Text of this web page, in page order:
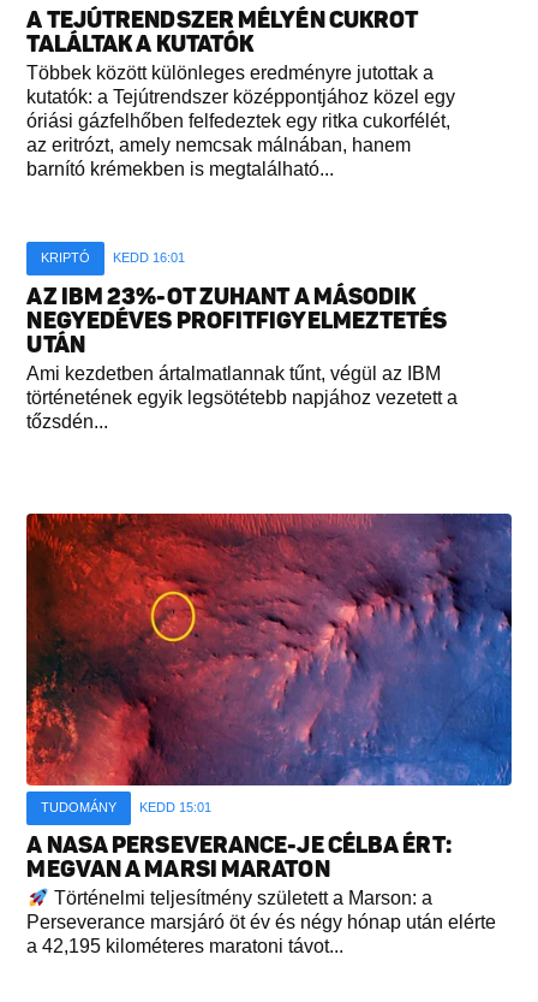
A TEJÚTRENDSZER MÉLYÉN CUKROT
TALÁLTAK A KUTATÓK
Többek között különleges eredményre jutottak a
kutatók: a Tejútrendszer középpontjához közel egy
óriási gázfelhőben felfedeztek egy ritka cukorfélét,
az eritrózt, amely nemcsak málnában, hanem
barnító krémekben is megtalálható...
KRIPTÓ KEDD 16:01
AZ IBM 23%-OT ZUHANT A MÁSODIK
NEGYEDÉVES PROFITFIGYELMEZTETÉS
UTÁN
Ami kezdetben ártalmatlannak tűnt, végül az IBM
történetének egyik legsötétebb napjához vezetett a
tőzsdén...
TUDOMÁNY KEDD 15:01
A NASA PERSEVERANCE-JE CÉLBA ÉRT:
MEGVAN A MARSI MARATON
Történelmi teljesítmény született a Marson: a
Perseverance marsjáró öt év és négy hónap után elérte
a 42,195 kilométeres maratoni távot...